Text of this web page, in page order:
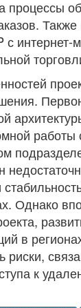
процессы
с интернет-
Однако
в
риски,
к